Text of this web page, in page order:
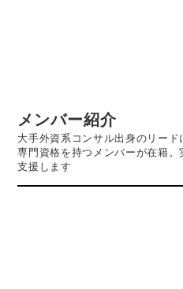
メンバー紹介
大手外資系コンサル出身のリー
専門資格を持つメンバーが在籍
支援します